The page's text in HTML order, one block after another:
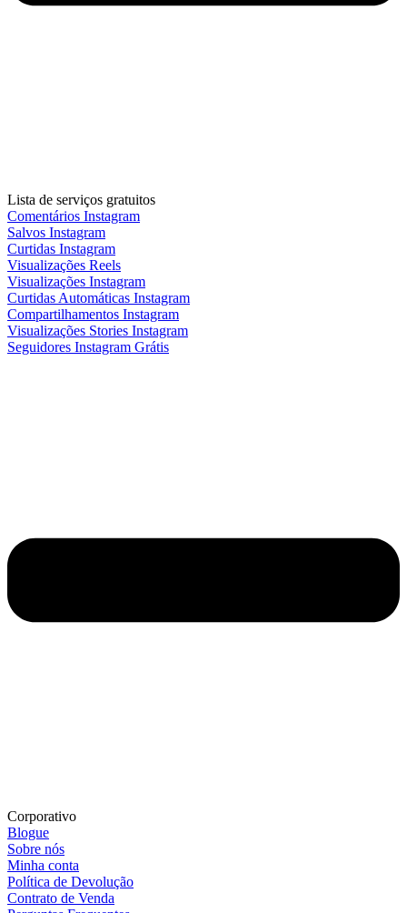
Lista de serviços gratuitos
Comentários Instagram
Salvos Instagram
Curtidas Instagram
Visualizações Reels
Visualizações Instagram
Curtidas Automáticas Instagram
Compartilhamentos Instagram
Visualizações Stories Instagram
Seguidores Instagram Grátis
Corporativo
Blogue
Sobre nós
Minha conta
Política de Devolução
Contrato de Venda